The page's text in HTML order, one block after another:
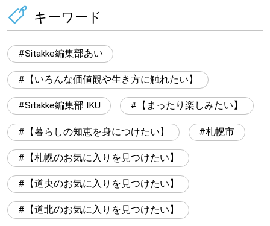
キーワード
Sitakke編集部あい
【いろんな価値観や生き方に触れたい】
Sitakke編集部 IKU 【まったり楽しみたい】
【暮らしの知恵を身につけたい】 札幌市
【札幌のお気に入りを見つけたい】
【道央のお気に入りを見つけたい】
【道北のお気に入りを見つけたい】